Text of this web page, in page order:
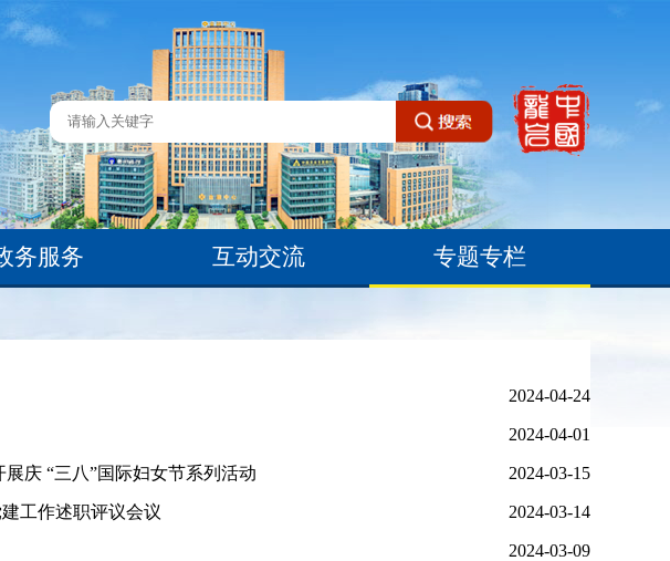
务服务 互动交流 专题专栏
2024-04-24
2024-04-01
2024-03-15
庆 “三八”国际妇女节系列活动
2024-03-14
工作述职评议会议
2024-03-09